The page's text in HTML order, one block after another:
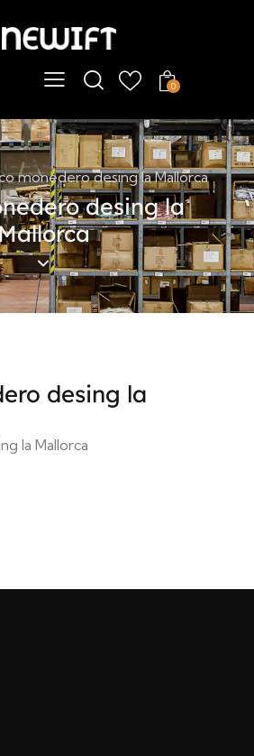
0
monedero desing la Mallorca
desing la
desing la
la Mallorca